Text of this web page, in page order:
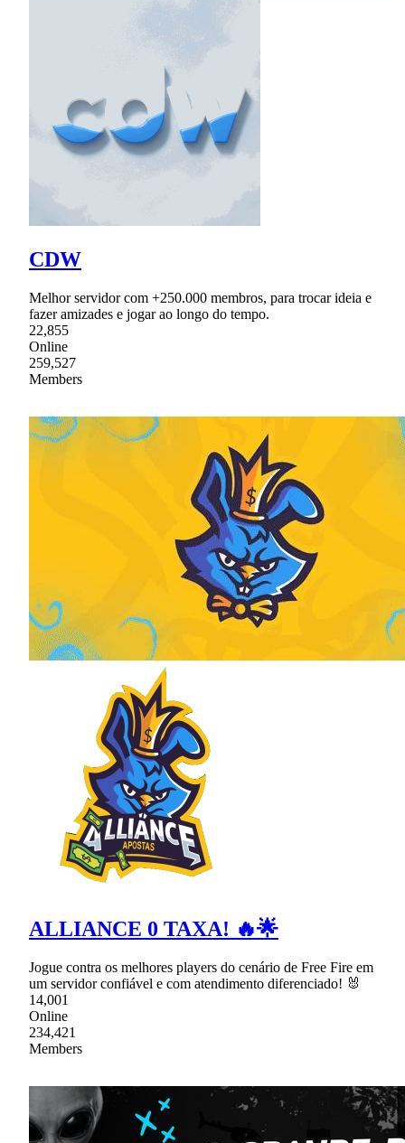
CDW
Melhor servidor com +250.000 membros, para trocar ideia e
fazer amizades e jogar ao longo do tempo.
22,855
Online
259,527
Members
ALLIANCE 0 TAXA! 🔥🌟
Jogue contra os melhores players do cenário de Free Fire em
um servidor confiável e com atendimento diferenciado! 🐰
14,001
Online
234,421
Members